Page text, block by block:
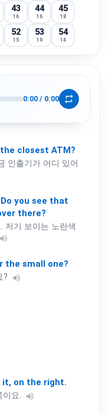
43
16
44
16
45
18
52
15
53
19
54
14
79 80 81
97 98 99
0:00 / 0:00 repeat
the closest ATM?
인출기가 어디 있어
Do you see that
there?
저기 보이는 노란색
volume_up
the small one?
? volume_up
it, on the right.
이요. volume_up